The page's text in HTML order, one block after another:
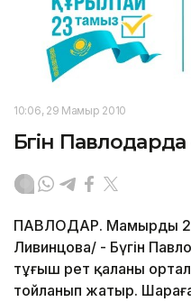
10:06, 29 Мамыр 2010
Бүгін Павлодарда
ПАВЛОДАР. Мамырдың
Ливинцова/ - Бүгін
тұңғыш рет қаланың
тойланып жатыр.